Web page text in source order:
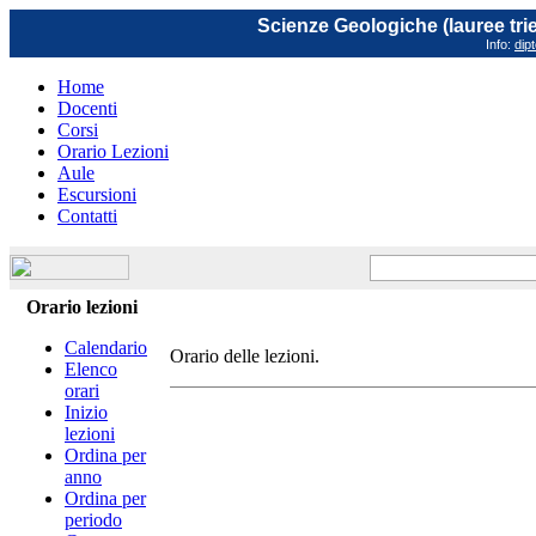
Scienze Geologiche (lauree
Info:
Home
Docenti
Corsi
Orario Lezioni
Aule
Escursioni
Contatti
Orario lezioni
Calendario
Elenco
orari
Inizio
lezioni
Ordina per
anno
Ordina per
periodo
Orario delle lezioni.